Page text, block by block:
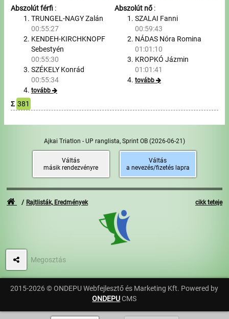
Abszolút férfi :
TRUNGEL-NAGY Zalán
00:55:27
KENDEH-KIRCHKNOPF
Sebestyén
00:55:30
SZÉKELY Konrád
00:55:34
tovább
Abszolút nő:
SZALAI Fanni
00:59:43
NÁDAS Nóra Romina
01:01:10
KROPKÓ Jázmin
01:01:41
tovább
Σ 381
Ajkai Triatlon - UP ranglista, Sprint OB (2026-06-21)
Váltás
másik rendezvényre
Váltás
a nevezés/fizetés lapra
cikk teteje
Rajtlisták, Eredmények
Megosztás
2015-2026 © ONDEPU Webfejlesztő és Marketing Kft. Powered by
ONDEPUCMS